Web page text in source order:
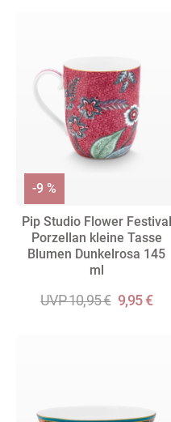
Pip Studio Flower Festival
Porzellan kleine Tasse
Blumen Dunkelrosa 145
ml
UVP 10,95 € 9,95 €
-9 %